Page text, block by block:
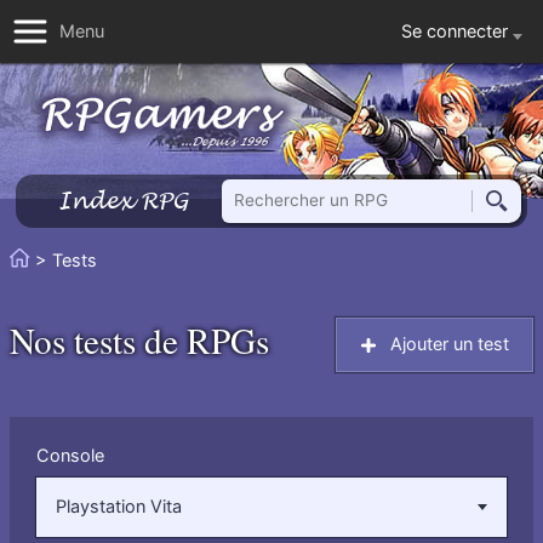
Menu Se connecter
Index RPG
Rechercher un RPG
Vous
:
> Tests
Nos tests de RPGs Ajouter un test
parConsole
Playstation Vita